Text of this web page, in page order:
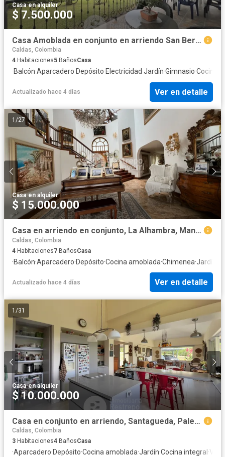
Casa·en alquiler
$ 7.500.000
Casa Amoblada en conjunto en arriendo San Bernardo del Viento Mzl
Caldas, Colombia
4 Habitaciones5 BañosCasa
·Balcón·Aparcadero·Depósito·Electricidad·Jardín·Gimnasio·Cocina
Actualizado hace 4 días Ver en detalle
1 /27
Casa·en alquiler
$ 15.000.000
Casa en arriendo en conjunto, La Alhambra, Manizales
Caldas, Colombia
4 Habitaciones7 BañosCasa
·Balcón·Aparcadero·Depósito·Cocina amoblada·Chimenea·Jardín
Actualizado hace 4 días Ver en detalle
1 /31
Casa·en alquiler
$ 10.000.000
Casa en conjunto en arriendo, Santagueda, Palestina
Caldas, Colombia
3 Habitaciones4 BañosCasa
·Aparcadero·Depósito·Cocina amoblada·Jardín·Cocina integral ·